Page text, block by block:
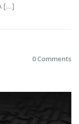
[…]
0 Comments